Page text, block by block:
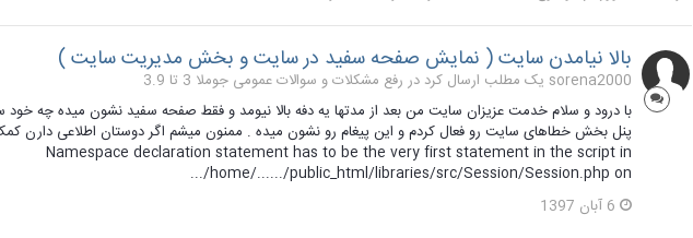
بالا نیامدن سایت ( نمایش صفحه سفید در سایت و بخش مدیریت سایت )
sorena2000 یک مطلب ارسال کرد در
رفع مشکلات و سوالات عمومی جوملا 3 تا 3.9
با درود و سلام خدمت عزیزان سایت من بعد از مدتها یه دفه بالا نیومد و فقط صفحه سفید نشون میده چه
Namespace declaration statement has to be the very first statement in the script in
/home/....../public_html/libraries/src/Session/Session.php on...
6 آبان 1397